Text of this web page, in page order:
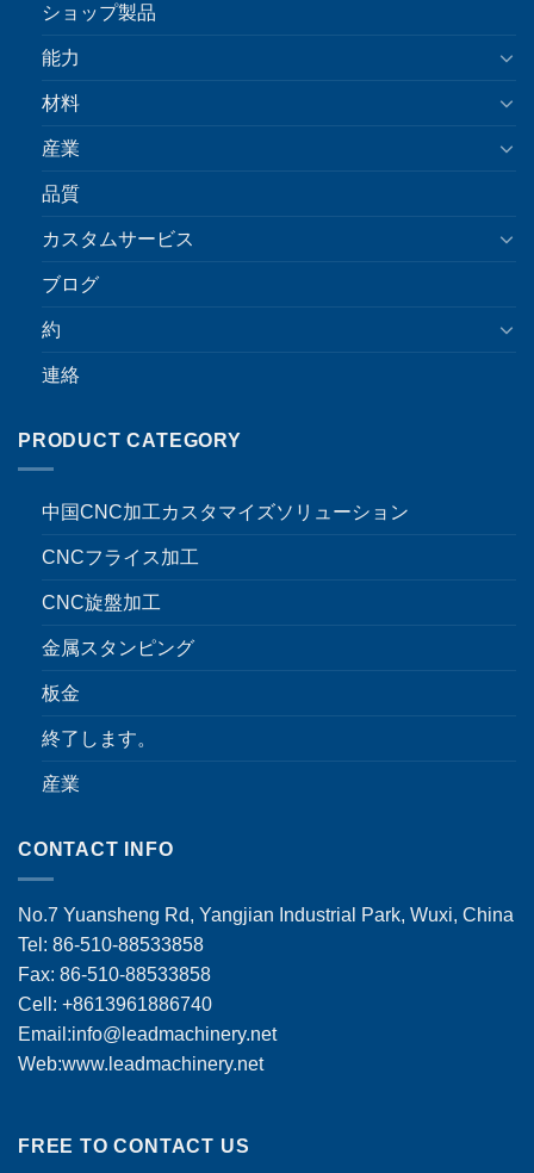
ショップ製品
能力
材料
産業
品質
カスタムサービス
ブログ
約
連絡
PRODUCT CATEGORY
中国CNC加工カスタマイズソリューション
CNCフライス加工
CNC旋盤加工
金属スタンピング
板金
終了します。
産業
CONTACT INFO
No.7 Yuansheng Rd, Yangjian Industrial Park, Wuxi, China
Tel: 86-510-88533858
Fax: 86-510-88533858
Cell: +8613961886740
Email:info@leadmachinery.net
Web:www.leadmachinery.net
FREE TO CONTACT US